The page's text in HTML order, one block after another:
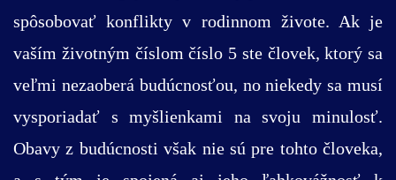
spôsobovať konflikty v rodinnom živote. Ak je
vaším životným číslom číslo 5 ste človek, ktorý sa
veľmi nezaoberá budúcnosťou, no niekedy sa musí
vysporiadať s myšlienkami na svoju minulosť.
Obavy z budúcnosti však nie sú pre tohto človeka,